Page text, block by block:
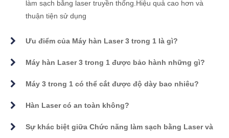
làm sạch bằng laser truyền thống.Hiệu quả cao hơn và
thuận tiện sử dụng
Ưu điểm của Máy hàn Laser 3 trong 1 là gì?
Máy hàn Laser 3 trong 1 được bảo hành những gì?
Máy 3 trong 1 có thể cắt được độ dày bao nhiêu?
Hàn Laser có an toàn không?
Sự khác biệt giữa Chức năng làm sạch bằng Laser và